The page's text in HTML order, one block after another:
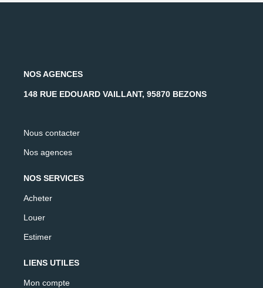
NOS AGENCES
148 RUE EDOUARD VAILLANT, 95870 BEZONS
Nous contacter
Nos agences
NOS SERVICES
Acheter
Louer
Estimer
LIENS UTILES
Mon compte